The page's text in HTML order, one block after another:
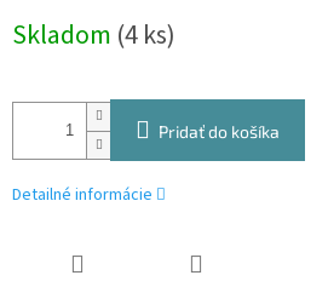
cena:
Skladom (4 ks)
Pridať do košíka
Detailné informácie